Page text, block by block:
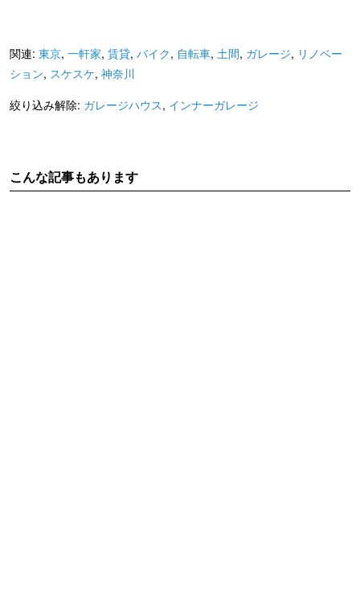
関連: 東京, 一軒家, 賃貸, バイク, 自転車, 土間, ガレージ, リノベー
ション, スケスケ, 神奈川
絞り込み解除: ガレージハウス, インナーガレージ
こんな記事もあります